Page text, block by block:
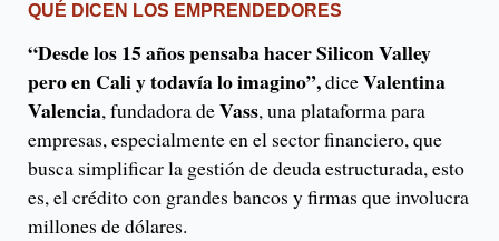
QUÉ DICEN LOS EMPRENDEDORES
“Desde los 15 años pensaba hacer Silicon Valley
pero en Cali y todavía lo imagino”,diceValentina
Valencia, fundadora deVass, una plataforma para
empresas, especialmente en el sector financiero, que
busca simplificar la gestión de deuda estructurada, esto
es, el crédito con grandes bancos y firmas que involucra
millones de dólares.